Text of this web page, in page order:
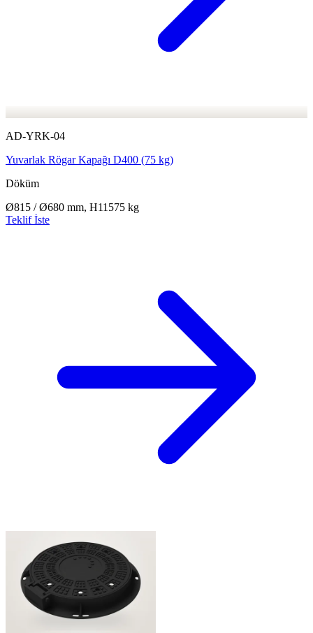
AD-YRK-04
Yuvarlak Rögar Kapağı D400 (75 kg)
Döküm
Ø815 / Ø680 mm, H11575 kg
Teklif İste